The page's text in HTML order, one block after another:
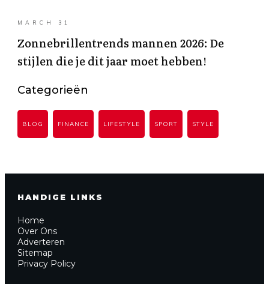
MARCH 31
Zonnebrillentrends mannen 2026: De
stijlen die je dit jaar moet hebben!
Categorieën
BLOG FINANCE LIFESTYLE SPORT STYLE
HANDIGE LINKS
Home
Over Ons
Adverteren
Sitemap
Privacy Policy